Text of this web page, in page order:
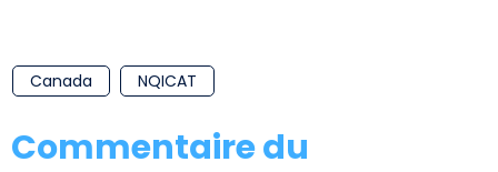
Canada NQICAT
Commentaire du